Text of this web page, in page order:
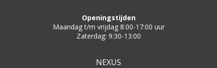
Openingstijden
Maandag t/m vrijdag 8:00-17:00 uur
Zaterdag: 9:30-13:00
NEXUS